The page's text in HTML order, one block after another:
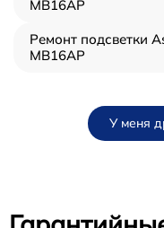
MB16AP
Ремонт подсветки
MB16AP
У меня